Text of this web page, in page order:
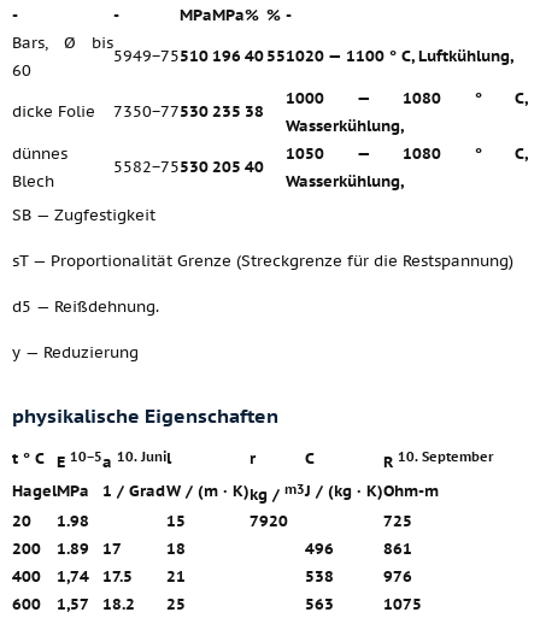
- - MPaMPa% % -
Bars, Ø bis
60
5949−75510 196 40551020 — 1100 ° C, Luftkühlung,
dicke Folie 7350−77530235 38
1000 — 1080 ° C,
Wasserkühlung,
dünnes
Blech
5582−75530205 40
1050 — 1080 ° C,
Wasserkühlung,
SB — Zugfestigkeit
sT — Proportionalität Grenze (Streckgrenze für die Restspannung)
d5 — Reißdehnung.
y — Reduzierung
physikalische Eigenschaften
t ° C E 10−5a 10. Junil r C R 10. September
HagelMPa 1 / GradW / (m · K)kg / m3J / (kg · K)Ohm-m
20
1.98 15 7920
725
200
1.89 17 18 496
861
400
1,74 17.5 21 538
976
600
1,57 18.2 25 563
1075